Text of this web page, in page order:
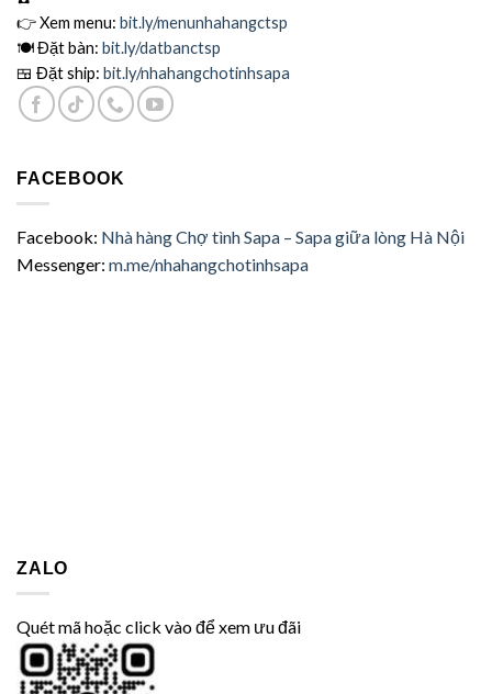
👉 Xem menu: bit.ly/menunhahangctsp
🍽Đặt bàn: bit.ly/datbanctsp
🍱 Đặt ship: bit.ly/nhahangchotinhsapa
FACEBOOK
Facebook: Nhà hàng Chợ tình Sapa – Sapa giữa lòng Hà Nội
Messenger: m.me/nhahangchotinhsapa
ZALO
Quét mã hoặc click vào để xem ưu đãi